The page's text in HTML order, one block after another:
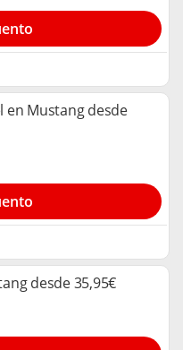
en Mustang desde
desde 35,95€